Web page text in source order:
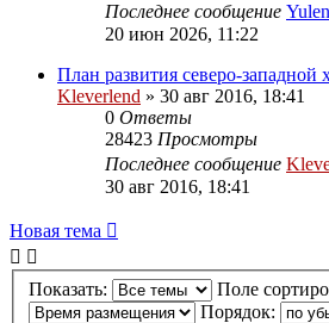
Последнее сообщение
20 июн 2026, 11:22
План развития северо-западной
Kleverlend » 30 авг 2016, 18:41
0 Ответы
28423 Просмотры
Последнее сообщение
30 авг 2016, 18:41
Новая тема
Показать:
Поле
Порядок: